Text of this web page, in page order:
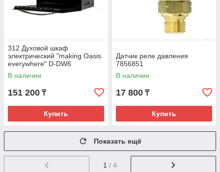
312 Духовой шкаф
электрический "making Oasis
everywhere" D-DW6
В наличии
151 200 ₸
Купить
Датчик реле давления
7856851
В наличии
17 800 ₸
Купить
Показать ещё
1 / 4